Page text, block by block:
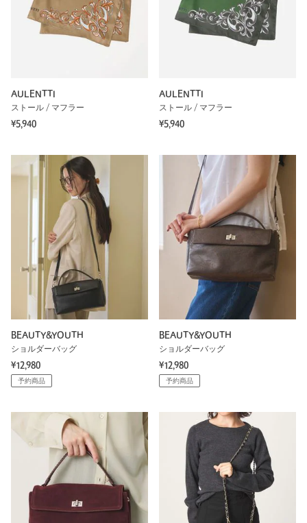
AULENTTI
ストール / マフラー
¥5,940
AULENTTI
ストール / マフラー
¥5,940
BEAUTY&YOUTH
ショルダーバッグ
¥12,980
予約商品
BEAUTY&YOUTH
ショルダーバッグ
¥12,980
予約商品